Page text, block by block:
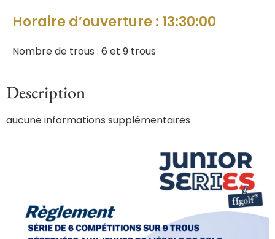
Horaire d’ouverture : 13:30:00
Nombre de trous : 6 et 9 trous
Description
aucune informations supplémentaires